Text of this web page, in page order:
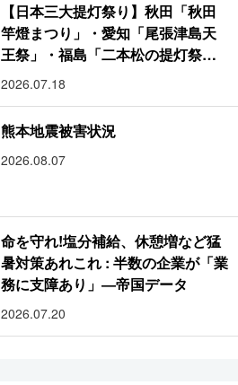
【日本三大提灯祭り】秋田「秋田
竿燈まつり」・愛知「尾張津島天
王祭」・福島「二本松の提灯祭
り」:おびただしい灯火が夜空を照
2026.07.18
熊本地震被害状況
2026.08.07
命を守れ!塩分補給、休憩増など猛
暑対策あれこれ : 半数の企業が「業
務に支障あり」―帝国データ
2026.07.20